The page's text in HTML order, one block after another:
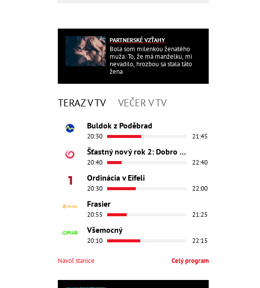
PARTNERSKÉ VZŤAHY
Bola som milenkou ženatého
muža: To, že má manželku, mi
nevadilo, hrozbou sa stala táto
žena
TERAZ V TV VEČER V TV
Buldok z Poděbrad
20:30 21:45
Šťastný nový rok 2: Dobro došli
20:40 22:40
Ordinácia v Eifeli
20:30 22:00
Frasier
20:55 21:25
Všemocný
20:10 22:15
Navoľ stanice Celý program